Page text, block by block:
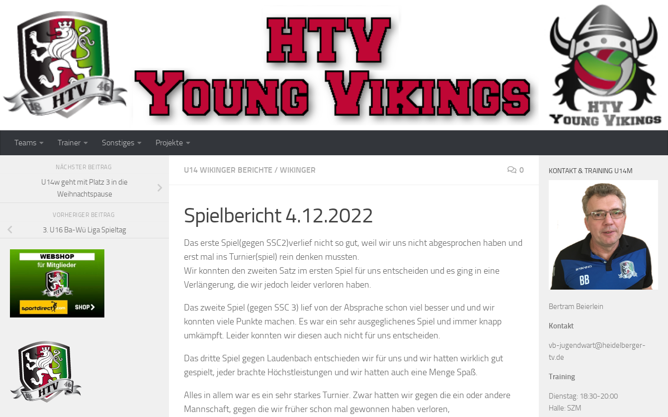
Zum Inhalt springen
Teams Trainer Sonstiges Projekte
U14 WIKINGER BERICHTE / WIKINGER 0
Spielbericht 4.12.2022
Das erste Spiel(gegen SSC2)verlief nicht so gut, weil wir uns nicht abgesprochen haben und
erst mal ins Turnier(spiel) rein denken mussten.
Wir konnten den zweiten Satz im ersten Spiel für uns entscheiden und es ging in eine
Verlängerung, die wir jedoch leider verloren haben.
Das zweite Spiel (gegen SSC 3) lief von der Absprache schon viel besser und und wir
konnten viele Punkte machen. Es war ein sehr ausgeglichenes Spiel und immer knapp
umkämpft. Leider konnten wir diesen auch nicht für uns entscheiden.
Das dritte Spiel gegen Laudenbach entschieden wir für uns und wir hatten wirklich gut
gespielt, jeder brachte Höchstleistungen und wir hatten auch eine Menge Spaß.
Alles in allem war es ein sehr starkes Turnier. Zwar hatten wir gegen die ein oder andere
Mannschaft, gegen die wir früher schon mal gewonnen haben verloren,
NÄCHSTER BEITRAG
U14w geht mit Platz 3 in die
Weihnachtspause
VORHERIGER BEITRAG
3. U16 Ba-Wü Liga Spieltag
KONTAKT & TRAINING U14M
Bertram Beierlein
Kontakt
vb-jugendwart@heidelberger-
tv.de
Training
Dienstag: 18:30-20:00
Halle: SZM